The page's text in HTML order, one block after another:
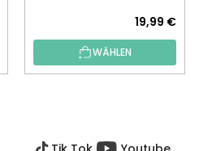
19,99 €
WÄHLEN